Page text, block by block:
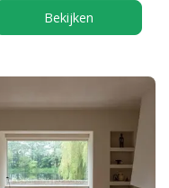
Bekijken